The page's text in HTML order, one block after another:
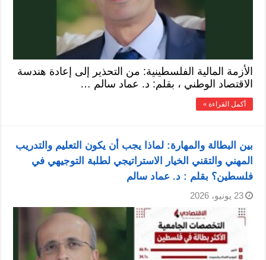
الأزمة المالية الفلسطينية: من التحذير إلى إعادة هندسة
الاقتصاد الوطني ، بقلم: د. عماد سالم …
أكمل القراءة »
بين البطالة والمهارة: لماذا يجب أن يكون التعليم والتدريب
المهني والتقني الخيار الاستراتيجي لطلبة التوجيهي في
فلسطين؟ بقلم : د. عماد سالم
23 يونيو، 2026